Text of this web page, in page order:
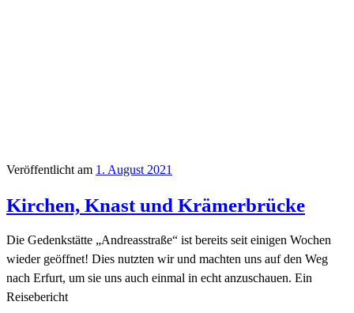
Veröffentlicht am 1. August 2021
Kirchen, Knast und Krämerbrücke
Die Gedenkstätte „Andreasstraße“ ist bereits seit einigen Wochen
wieder geöffnet! Dies nutzten wir und machten uns auf den Weg
nach Erfurt, um sie uns auch einmal in echt anzuschauen. Ein
Reisebericht